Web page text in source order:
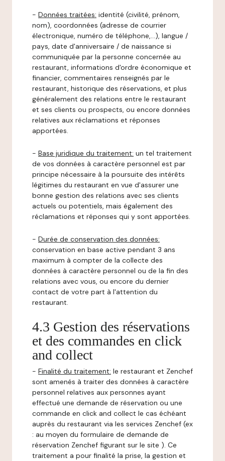
- Données traitées: identité (civilité, prénom,
nom), coordonnées (adresse de courrier
électronique, numéro de téléphone,…), langue /
pays, date d'anniversaire / de naissance si
communiquée par la personne concernée au
restaurant, informations d'ordre économique et
financier, commentaires renseignés par le
restaurant, historique des réservations, et plus
généralement des relations entre le restaurant
et ses clients ou prospects, ou encore données
relatives aux réclamations et réponses
apportées.
- Base juridique du traitement: un tel traitement
de vos données à caractère personnel est par
principe nécessaire à la poursuite des intérêts
légitimes du restaurant en vue d'assurer une
bonne gestion des relations avec ses clients
actuels ou potentiels, mais également des
réclamations et réponses qui y sont apportées.
- Durée de conservation des données:
conservation en base active pendant 3 ans
maximum à compter de la collecte des
données à caractère personnel ou de la fin des
relations avec vous, ou encore du dernier
contact de votre part à l'attention du
restaurant.
4.3 Gestion des réservations
et des commandes en click
and collect
- Finalité du traitement: le restaurant et Zenchef
sont amenés à traiter des données à caractère
personnel relatives aux personnes ayant
effectué une demande de réservation ou une
commande en click and collect le cas échéant
auprès du restaurant via les services Zenchef (ex
: au moyen du formulaire de demande de
réservation Zenchef figurant sur le site ). Ce
traitement a pour finalité la prise, la gestion et